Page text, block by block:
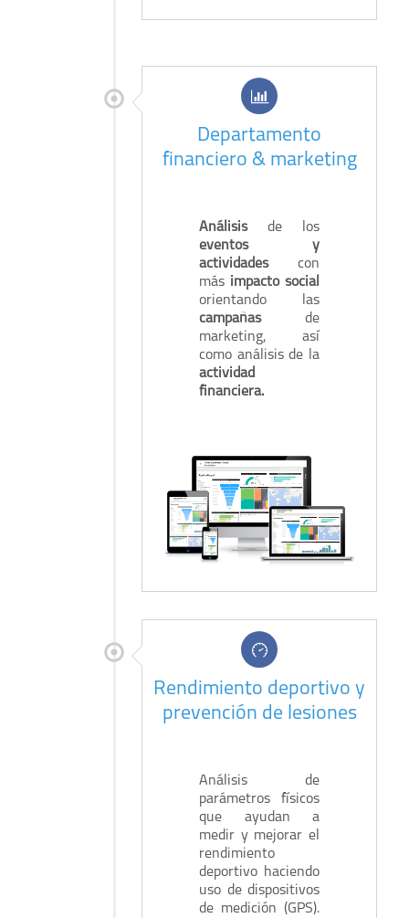
Departamento
financiero & marketing
Análisisde los
eventos y
actividadescon
más impacto social
orientando las
campañasde
marketing, así
como análisis de la
actividad
financiera.
Rendimiento deportivo y
prevención de lesiones
Análisis de
parámetros físicos
que ayudan a
medir y mejorar el
rendimiento
deportivo haciendo
uso de dispositivos
de medición (GPS).